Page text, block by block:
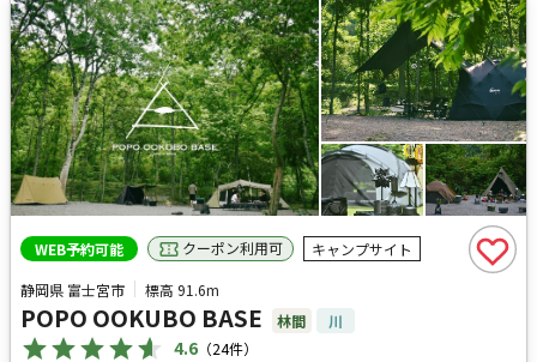
WEB予約可能 クーポン利用可
キャンプサイト
静岡県 富士宮市
標高91.6m
POPO OOKUBO BASE 林間 川
4.6 （24件）